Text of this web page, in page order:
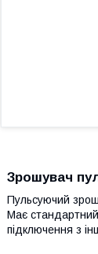
Зрошувач
Пульсуючий
Має стандартний
підключення з